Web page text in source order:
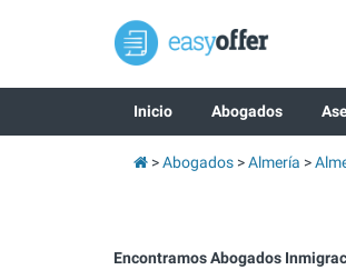
Inicio Abogados
Abogados Almería
Encontramos Abogados